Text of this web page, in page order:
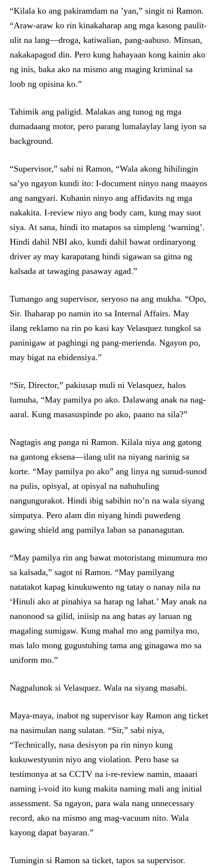
“Kilala ko ang pakiramdam na ’yan,” singit ni Ramon.
“Araw-araw ko rin kinakaharap ang mga kasong paulit-
ulit na lang—droga, katiwalian, pang-aabuso. Minsan,
nakakapagod din. Pero kung hahayaan kong kainin ako
ng inis, baka ako na mismo ang maging kriminal sa
loob ng opisina ko.”
Tahimik ang paligid. Malakas ang tunog ng mga
dumadaang motor, pero parang lumalaylay lang iyon sa
background.
“Supervisor,” sabi ni Ramon, “Wala akong hihilingin
sa’yo ngayon kundi ito: I-document ninyo nang maayos
ang nangyari. Kuhanin ninyo ang affidavits ng mga
nakakita. I-review niyo ang body cam, kung may suot
siya. At sana, hindi ito matapos sa simpleng ‘warning’.
Hindi dahil NBI ako, kundi dahil bawat ordinaryong
driver ay may karapatang hindi sigawan sa gitna ng
kalsada at tawaging pasaway agad.”
Tumango ang supervisor, seryoso na ang mukha. “Opo,
Sir. Ihaharap po namin ito sa Internal Affairs. May
ilang reklamo na rin po kasi kay Velasquez tungkol sa
paninigaw at paghingi ng pang-merienda. Ngayon po,
may bigat na ebidensiya.”
“Sir, Director,” pakiusap muli ni Velasquez, halos
lumuha, “May pamilya po ako. Dalawang anak na nag-
aaral. Kung masasuspinde po ako, paano na sila?”
Nagtagis ang panga ni Ramon. Kilala niya ang gatong
na gantong eksena—ilang ulit na niyang narinig sa
korte. “May pamilya po ako” ang linya ng sunud-sunod
na pulis, opisyal, at opisyal na nahuhuling
nangungurakot. Hindi ibig sabihin no’n na wala siyang
simpatya. Pero alam din niyang hindi puwedeng
gawing shield ang pamilya laban sa pananagutan.
“May pamilya rin ang bawat motoristang minumura mo
sa kalsada,” sagot ni Ramon. “May pamilyang
natatakot kapag kinukuwento ng tatay o nanay nila na
‘Hinuli ako at pinahiya sa harap ng lahat.’ May anak na
nanonood sa gilid, iniisip na ang batas ay laruan ng
magaling sumigaw. Kung mahal mo ang pamilya mo,
mas lalo mong gugustuhing tama ang ginagawa mo sa
uniform mo.”
Nagpalunok si Velasquez. Wala na siyang masabi.
Maya-maya, inabot ng supervisor kay Ramon ang ticket
na nasimulan nang sulatan. “Sir,” sabi niya,
“Technically, nasa desisyon pa rin ninyo kung
kukuwestyunin niyo ang violation. Pero base sa
testimonya at sa CCTV na i-re-review namin, maaari
naming i-void ito kung makita naming mali ang initial
assessment. Sa ngayon, para wala nang unnecessary
record, ako na mismo ang mag-vacuum nito. Wala
kayong dapat bayaran.”
Tumingin si Ramon sa ticket, tapos sa supervisor.